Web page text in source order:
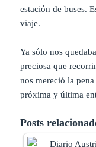
estación de buses.
viaje.
Ya sólo nos
preciosa que
nos mereció la
próxima y última
Posts